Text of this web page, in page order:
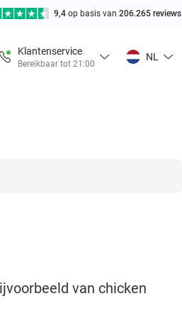
9,4 op basis van 206.265 reviews
Klantenservice
Bereikbaar tot 21:00
NL
van chicken